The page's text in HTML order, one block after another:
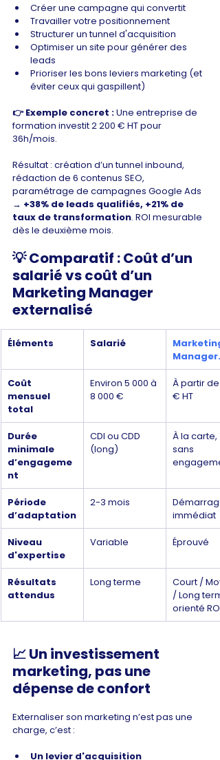
Créer une campagne qui convertit
Travailler votre positionnement
Structurer un tunnel d'acquisition
Optimiser un site pour générer des
leads
Prioriser les bons leviers marketing (et
éviter ceux qui gaspillent)
👉 Exemple concret : Une entreprise de
formation investit 2 200 € HT pour
36h/mois.
Résultat : création d’un tunnel inbound,
rédaction de 6 contenus SEO,
paramétrage de campagnes Google Ads
→ +38% de leads qualifiés, +21% de
taux de transformation. ROI mesurable
dès le deuxième mois.
💡 Comparatif : Coût d’un
salarié vs coût d’un
Marketing Manager
externalisé
Éléments Salarié
Coût
mensuel
total
Environ 5 000 à
8 000 €
À partir de
€ HT
Durée
minimale
d’engageme
nt
CDI ou CDD
(long)
À la carte,
sans
Période
d’adaptation
2-3 mois
immédiat
Niveau
d'expertise
Variable Éprouvé
Résultats
attendus
Long terme
Court /
/ Long
orienté ROI
📈 Un investissement
marketing, pas une
dépense de confort
Externaliser son marketing n’est pas une
charge, c’est :
Un levier d'acquisition